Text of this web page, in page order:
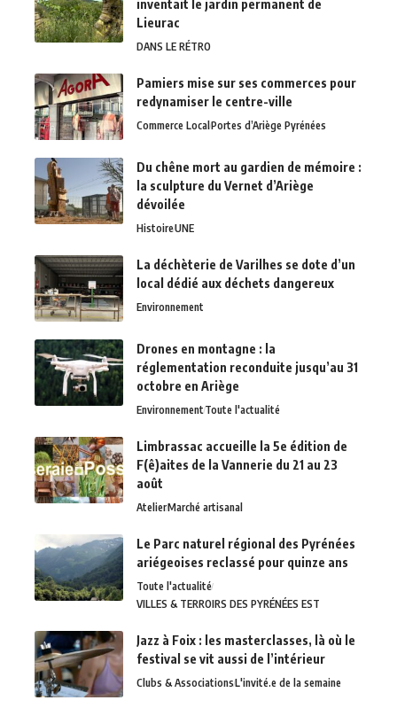
inventait le jardin permanent de
Lieurac
DANS LE RÉTRO
Pamiers mise sur ses commerces pour
redynamiser le centre-ville
Commerce LocalPortes d’Ariège Pyrénées
Du chêne mort au gardien de mémoire :
la sculpture du Vernet d’Ariège
dévoilée
HistoireUNE
La déchèterie de Varilhes se dote d’un
local dédié aux déchets dangereux
Environnement
Drones en montagne : la
réglementation reconduite jusqu’au 31
octobre en Ariège
EnvironnementToute l'actualité
Limbrassac accueille la 5e édition de
F(ê)aites de la Vannerie du 21 au 23
août
AtelierMarché artisanal
Le Parc naturel régional des Pyrénées
ariégeoises reclassé pour quinze ans
Toute l'actualité
VILLES & TERROIRS DES PYRÉNÉES EST
Jazz à Foix : les masterclasses, là où le
festival se vit aussi de l’intérieur
Clubs & AssociationsL'invité.e de la semaine